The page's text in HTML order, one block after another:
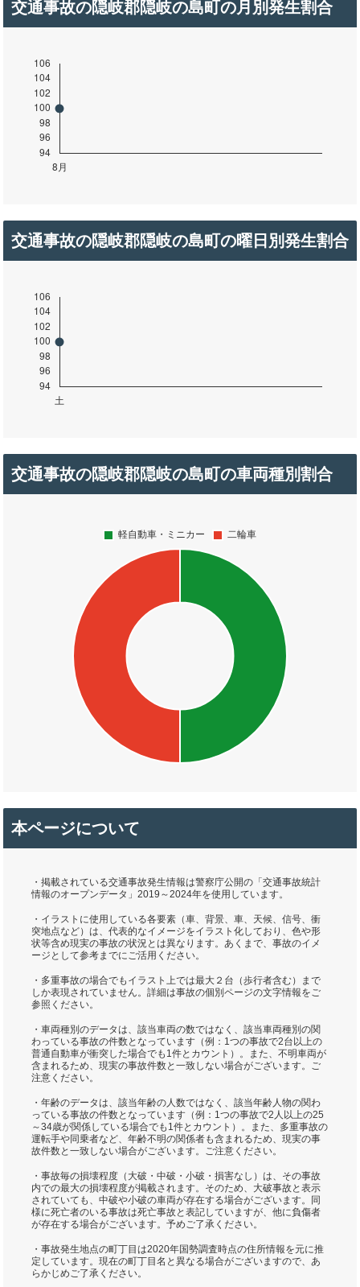
交通事故の隠岐郡隠岐の島町の月別発生割合
交通事故の隠岐郡隠岐の島町の曜日別発生割合
交通事故の隠岐郡隠岐の島町の車両種別割合
本ページについて
・掲載されている交通事故発生情報は警察庁公開の「交通事故統計
情報のオープンデータ」2019～2024年を使用しています。
・イラストに使用している各要素（車、背景、車、天候、信号、衝
突地点など）は、代表的なイメージをイラスト化しており、色や形
状等含め現実の事故の状況とは異なります。あくまで、事故のイメ
ージとして参考までにご活用ください。
・多重事故の場合でもイラスト上では最大２台（歩行者含む）まで
しか表現されていません。詳細は事故の個別ページの文字情報をご
参照ください。
・車両種別のデータは、該当車両の数ではなく、該当車両種別の関
わっている事故の件数となっています（例：1つの事故で2台以上の
普通自動車が衝突した場合でも1件とカウント）。また、不明車両が
含まれるため、現実の事故件数と一致しない場合がございます。ご
注意ください。
・年齢のデータは、該当年齢の人数ではなく、該当年齢人物の関わ
っている事故の件数となっています（例：1つの事故で2人以上の25
～34歳が関係している場合でも1件とカウント）。また、多重事故の
運転手や同乗者など、年齢不明の関係者も含まれるため、現実の事
故件数と一致しない場合がございます。ご注意ください。
・事故毎の損壊程度（大破・中破・小破・損害なし）は、その事故
内での最大の損壊程度が掲載されます。そのため、大破事故と表示
されていても、中破や小破の車両が存在する場合がございます。同
様に死亡者のいる事故は死亡事故と表記していますが、他に負傷者
が存在する場合がございます。予めご了承ください。
・事故発生地点の町丁目は2020年国勢調査時点の住所情報を元に推
定しています。現在の町丁目名と異なる場合がございますので、あ
らかじめご了承ください。